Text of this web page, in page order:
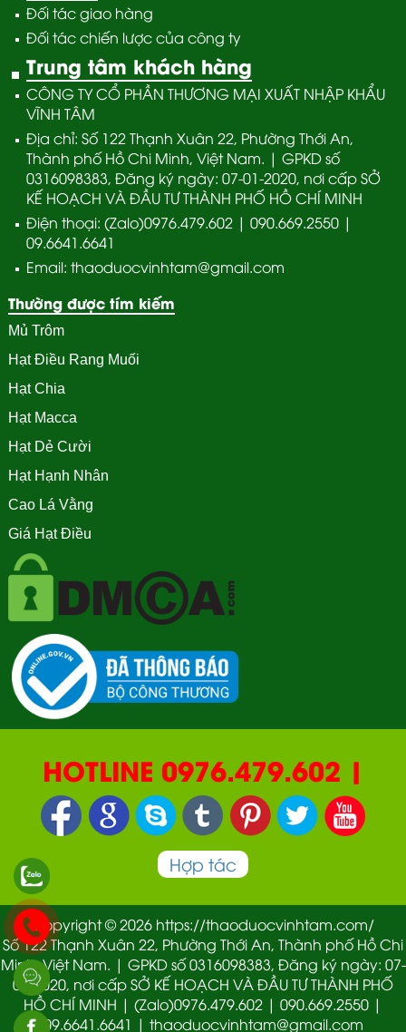
Đối tác giao hàng
Đối tác chiến lược của công ty
Trung tâm khách hàng
CÔNG TY CỔ PHẦN THƯƠNG MẠI XUẤT NHẬP KHẨU
VĨNH TÂM
Địa chỉ: Số 122 Thạnh Xuân 22, Phường Thới An,
Thành phố Hồ Chi Minh, Việt Nam. | GPKD số
0316098383, Đăng ký ngày: 07-01-2020, nơi cấp SỞ
KẾ HOẠCH VÀ ĐẦU TƯ THÀNH PHỐ HỒ CHÍ MINH
Điện thoại: (Zalo)0976.479.602 | 090.669.2550 |
09.6641.6641
Email: thaoduocvinhtam@gmail.com
Thường được tím kiếm
Mủ Trôm
Hạt Điều Rang Muối
Hạt Chia
Hạt Macca
Hạt Dẻ Cười
Hạt Hạnh Nhân
Cao Lá Vằng
Giá Hạt Điều
HOTLINE 0976.479.602 |
090.669.2550 | 0987.877.193
Hợp tác
Copyright © 2026 https://thaoduocvinhtam.com/
Số 122 Thạnh Xuân 22, Phường Thới An, Thành phố Hồ Chi
Minh, Việt Nam. | GPKD số 0316098383, Đăng ký ngày: 07-
01-2020, nơi cấp SỞ KẾ HOẠCH VÀ ĐẦU TƯ THÀNH PHỐ
HỒ CHÍ MINH | (Zalo)0976.479.602 | 090.669.2550 |
09.6641.6641 | thaoduocvinhtam@gmail.com